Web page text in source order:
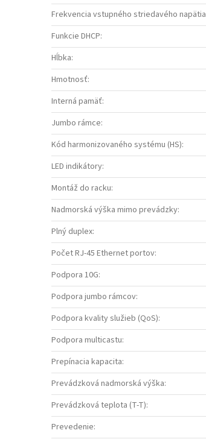
Frekvencia vstupného striedavého napätia
Funkcie DHCP:
Hĺbka:
Hmotnosť:
Interná pamäť:
Jumbo rámce:
Kód harmonizovaného systému (HS):
LED indikátory:
Montáž do racku:
Nadmorská výška mimo prevádzky:
Plný duplex:
Počet RJ-45 Ethernet portov:
Podpora 10G:
Podpora jumbo rámcov:
Podpora kvality služieb (QoS):
Podpora multicastu:
Prepínacia kapacita:
Prevádzková nadmorská výška:
Prevádzková teplota (T-T):
Prevedenie: